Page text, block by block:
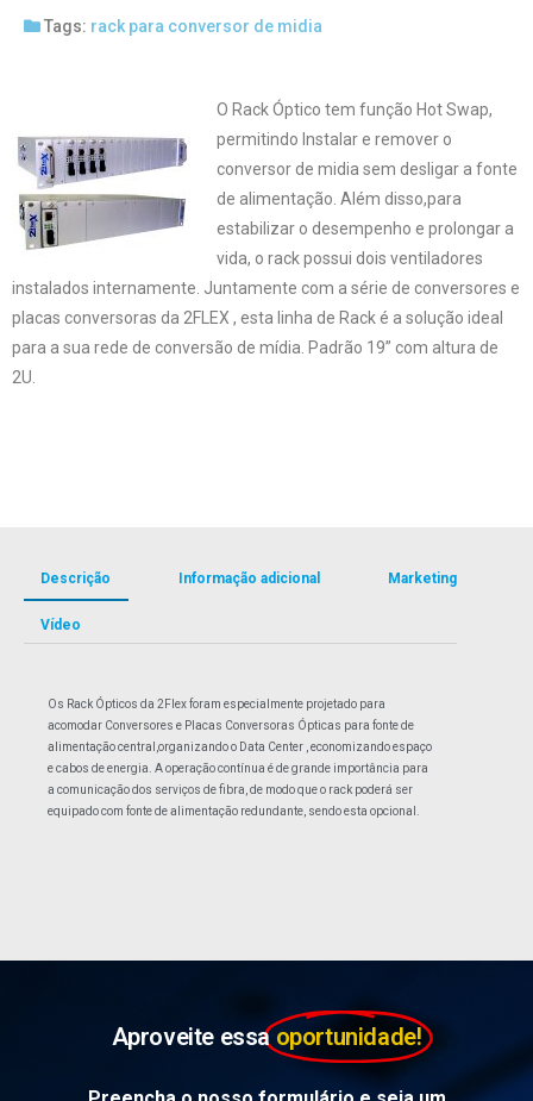
Tags: rack para conversor de midia
O Rack Óptico tem função Hot Swap,
permitindo Instalar e remover o
conversor de midia sem desligar a fonte
de alimentação. Além disso,para
estabilizar o desempenho e prolongar a
vida, o rack possui dois ventiladores
instalados internamente. Juntamente com a série de conversores e
placas conversoras da 2FLEX , esta linha de Rack é a solução ideal
para a sua rede de conversão de mídia. Padrão 19” com altura de
2U.
Descrição Informação adicional Marketing
Vídeo
Os Rack Ópticos da 2Flex foram especialmente projetado para
acomodar Conversores e Placas Conversoras Ópticas para fonte de
alimentação central,organizando o Data Center , economizando espaço
e cabos de energia. A operação contínua é de grande importância para
a comunicação dos serviços de fibra, de modo que o rack poderá ser
equipado com fonte de alimentação redundante, sendo esta opcional.
Aproveite essa oportunidade!